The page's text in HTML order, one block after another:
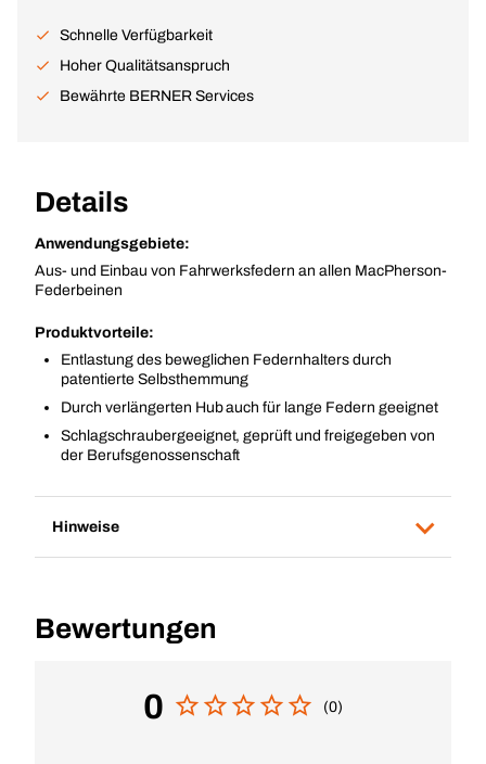
Schnelle Verfügbarkeit
Hoher Qualitätsanspruch
Bewährte BERNER Services
Details
Anwendungsgebiete:
Aus- und Einbau von Fahrwerksfedern an allen MacPherson-
Federbeinen
Produktvorteile:
Entlastung des beweglichen Federnhalters durch
patentierte Selbsthemmung
Durch verlängerten Hub auch für lange Federn geeignet
Schlagschraubergeeignet, geprüft und freigegeben von
der Berufsgenossenschaft
Hinweise
Bewertungen
0 (0)